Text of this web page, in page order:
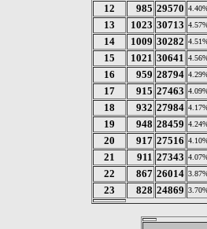
12 985 29570
13 1023 30713
14 1009 30282
15 1021 30641
16 959 28794
17 915 27463
18 932 27984
19 948 28459
20 917 27516
21 911 27343
22 867 26014
23 828 24869